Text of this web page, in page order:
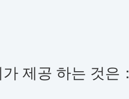
제공 하는 것은：